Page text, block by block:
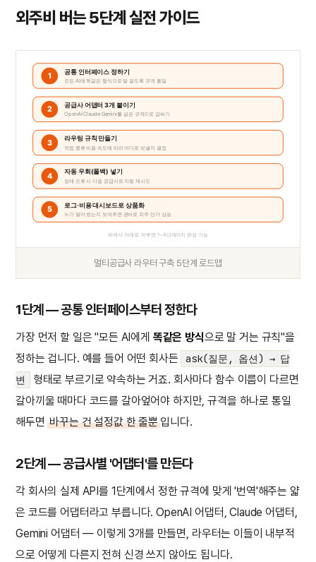
외주비 버는 5단계 실전 가이드
1 공통 인터페이스 정하기
모든 AI에 똑같은 형식으로 말 걸도록 규격 통일
2 공급사 어댑터 3개 붙이기
OpenAI·Claude·Gemini를 같은 규격으로 감싸기
3 라우팅 규칙 만들기
작업 종류·비용·속도에 따라 어디로 보낼지 결정
4 자동 우회(폴백) 넣기
장애·오류 시 다음 공급사로 자동 재시도
5 로그·비용 대시보드로 상품화
누가 얼마 썼는지 보여주면 곧바로 외주 단가 상승
위에서 아래로, 하루면 1~4단계까지 완성 가능
멀티공급사 라우터 구축 5단계 로드맵
1단계 — 공통 인터페이스부터 정한다
가장 먼저 할 일은 "모든 AI에게 똑같은 방식으로 말 거는 규칙"을
정하는 겁니다. 예를 들어 어떤 회사든
ask(질문, 옵션) → 답
변
형태로 부르기로 약속하는 거죠. 회사마다 함수 이름이 다르면
갈아끼울 때마다 코드를 갈아엎어야 하지만, 규격을 하나로 통일
해두면바꾸는 건 설정값 한 줄뿐 입니다.
2단계 — 공급사별 '어댑터'를 만든다
각 회사의 실제 API를 1단계에서 정한 규격에 맞게 '번역'해주는 얇
은 코드를 어댑터라고 부릅니다. OpenAI 어댑터, Claude 어댑터,
Gemini 어댑터 — 이렇게 3개를 만들면, 라우터는 이들이 내부적
으로 어떻게 다른지 전혀 신경 쓰지 않아도 됩니다.